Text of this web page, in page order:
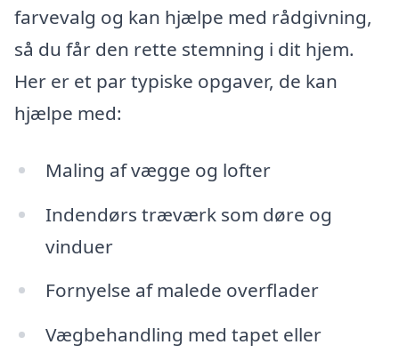
farvevalg og kan hjælpe med rådgivning,
så du får den rette stemning i dit hjem.
Her er et par typiske opgaver, de kan
hjælpe med:
Maling af vægge og lofter
Indendørs træværk som døre og
vinduer
Fornyelse af malede overflader
Vægbehandling med tapet eller